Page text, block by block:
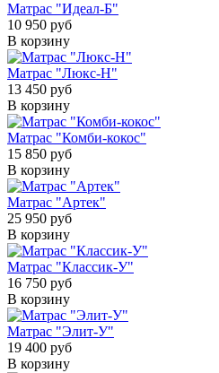
Матрас "Идеал-Б"
10 950 руб
В корзину
Матрас "Люкс-Н"
13 450 руб
В корзину
Матрас "Комби-кокос"
15 850 руб
В корзину
Матрас "Артек"
25 950 руб
В корзину
Матрас "Классик-У"
16 750 руб
В корзину
Матрас "Элит-У"
19 400 руб
В корзину